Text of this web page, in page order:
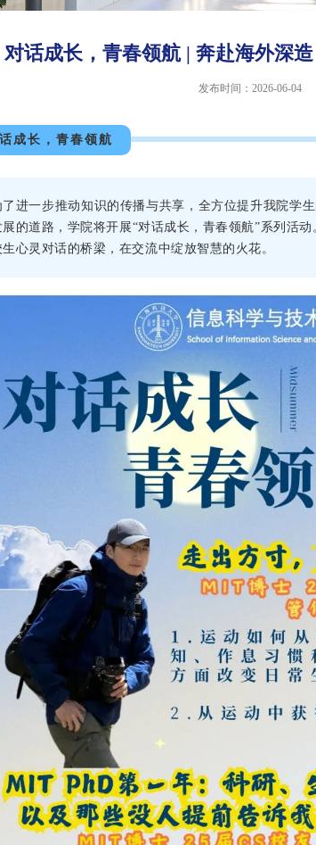
对话成长，青春领航 | 奔赴海外深
发布时间：2026-06-04
成长，青春领航
了进一步推动知识的传播与共享，全方位提升我院学
展的道路，学院将开展“对话成长，青春领航”系列活
生心灵对话的桥梁，在交流中绽放智慧的火花。